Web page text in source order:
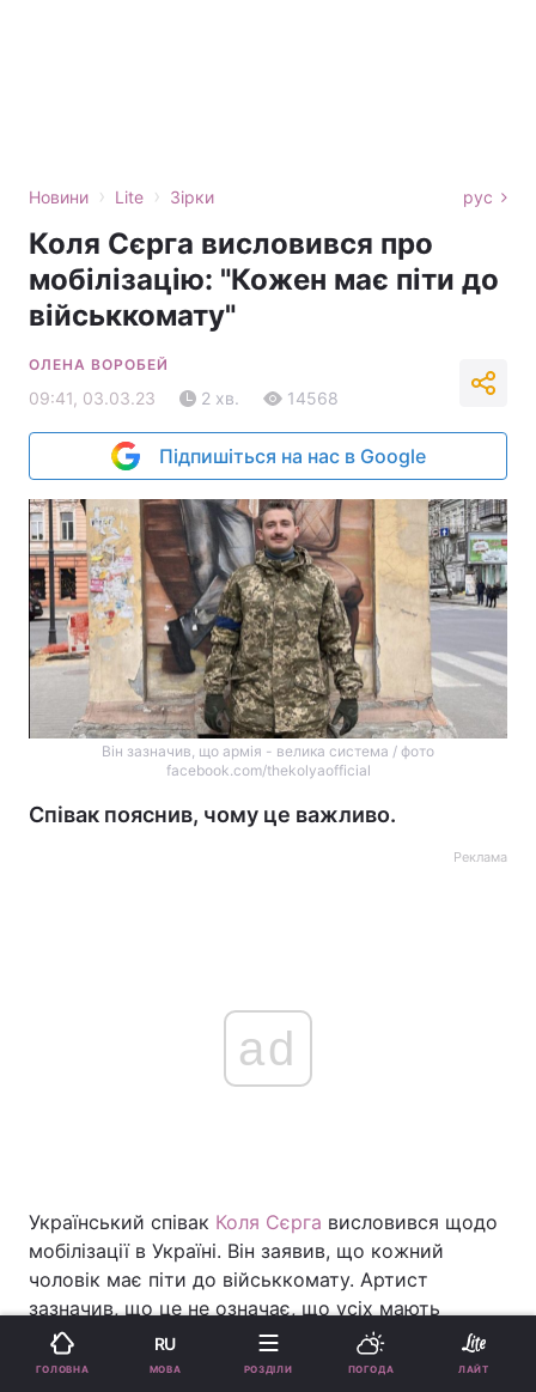
Новини › Lite › Зірки рус
Коля Сєрга висловився про
мобілізацію: "Кожен має піти до
військкомату"
ОЛЕНА ВОРОБЕЙ
09:41, 03.03.23 2 хв. 14568
Підпишіться на нас в Google
Він зазначив, що армія - велика система / фото
facebook.com/thekolyaofficial
Співак пояснив, чому це важливо.
Реклама
ad
Український співак Коля Сєрга висловився щодо
мобілізації в Україні. Він заявив, що кожний
чоловік має піти до військкомату. Артист
зазначив, що це не означає, що усіх мають
відправити на фронт.
ГОЛОВНА
RU
МОВА РОЗДІЛИ ПОГОДА ЛАЙТ